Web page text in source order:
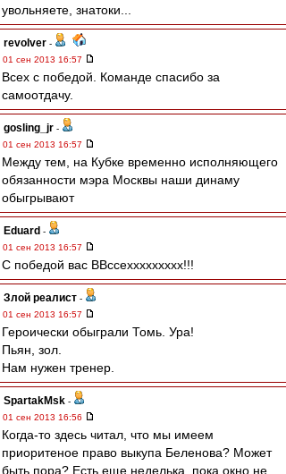
увольняете, знатоки...
revolver -
01 сен 2013 16:57
Всех с победой. Команде спасибо за
самоотдачу.
gosling_jr -
01 сен 2013 16:57
Между тем, на Кубке временно исполняющего
обязанности мэра Москвы наши динаму
обыгрывают
Eduard -
01 сен 2013 16:57
С победой вас ВВссеххххххххх!!!
Злой реалист -
01 сен 2013 16:57
Героически обыграли Томь. Ура!
Пьян, зол.
Нам нужен тренер.
SpartakMsk -
01 сен 2013 16:56
Когда-то здесь читал, что мы имеем
приоритеное право выкупа Беленова? Может
быть пора? Есть еще неделька, пока окно не